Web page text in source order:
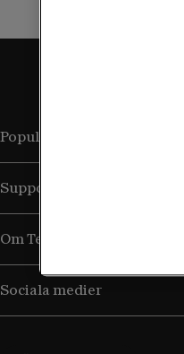
Populära sidor
Support
Om Tele2
Sociala medier